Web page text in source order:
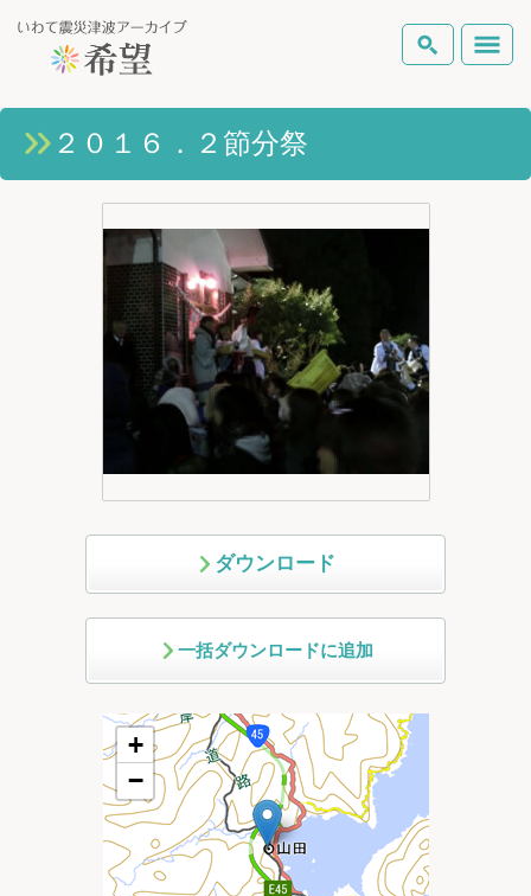
いわて震災津波アーカイブとは
ピックアップコンテンツ
Foreign Laguage
２０１６．２節分祭
ダウンロード
一括ダウンロードに追加
+
−